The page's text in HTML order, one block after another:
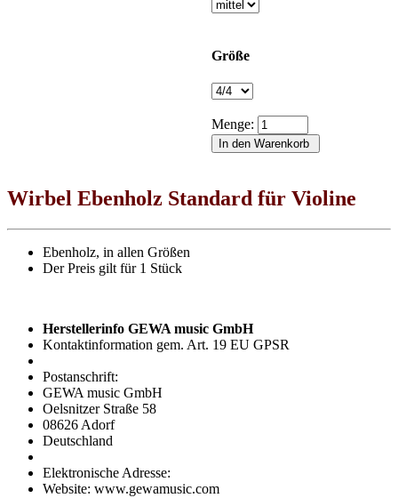
Größe
Menge:
Wirbel Ebenholz Standard für Violine
Ebenholz, in allen Größen
Der Preis gilt für 1 Stück
Herstellerinfo GEWA music GmbH
Kontaktinformation gem. Art. 19 EU GPSR
Postanschrift:
GEWA music GmbH
Oelsnitzer Straße 58
08626 Adorf
Deutschland
Elektronische Adresse:
Website: www.gewamusic.com